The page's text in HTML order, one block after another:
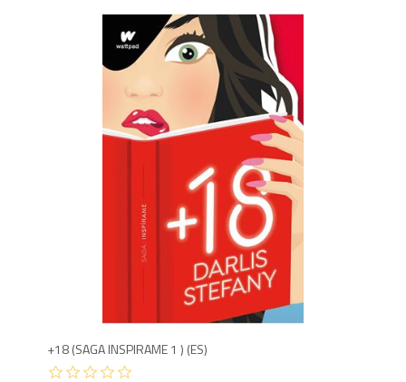
+18 (SAGA INSPIRAME 1 ) (ES)